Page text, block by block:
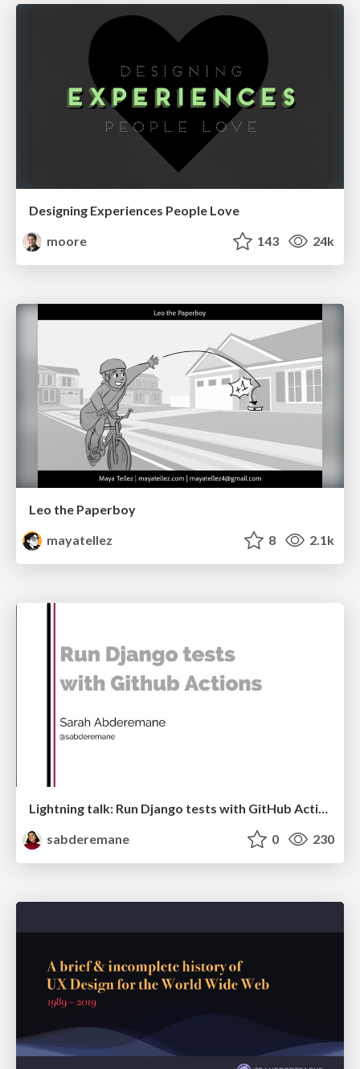
Designing Experiences People Love
moore
143 24k
Leo the Paperboy
mayatellez
8 2.1k
Lightning talk: Run Django tests with GitHub Actions
sabderemane
0 230